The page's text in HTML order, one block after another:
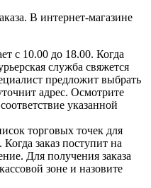
В интернет-магазине
с 10.00 до 18.00. Когда
служба свяжется
предложит выбрать
адрес. Осмотрите
указанной
торговых точек для
заказ поступит на
Для получения заказа
зоне и назовите